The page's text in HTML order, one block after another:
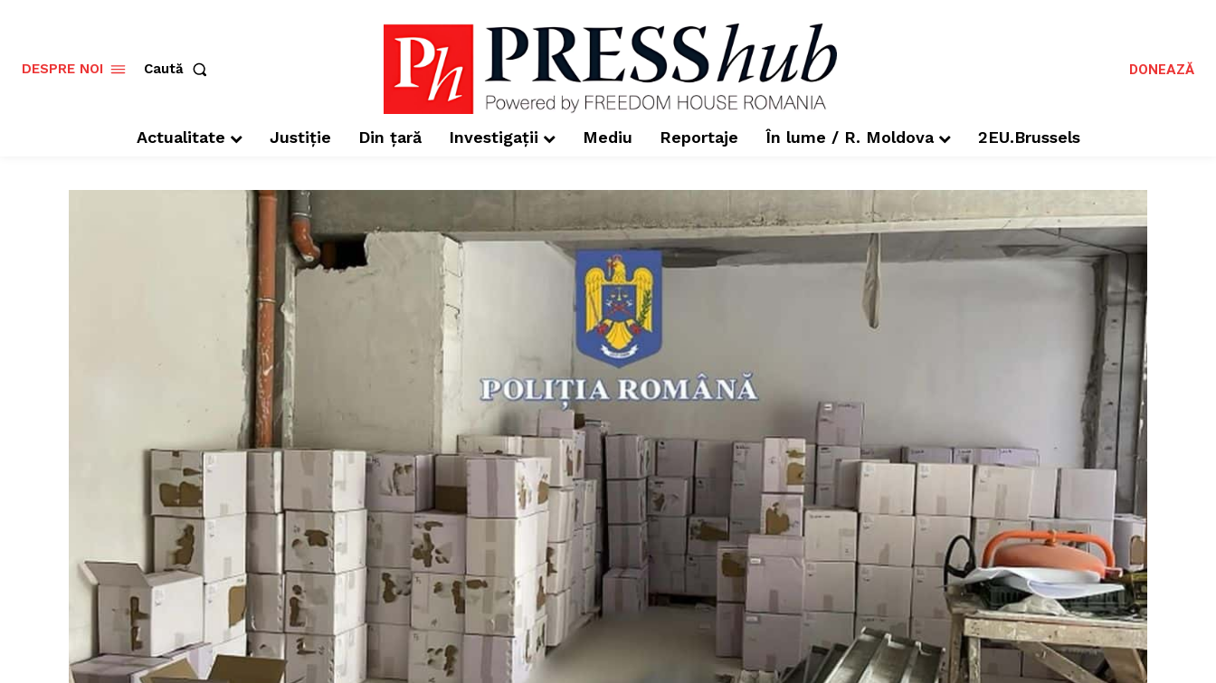
DESPRE NOI Caută DONEAZĂ
Actualitate Justiție Din țară Investigații Mediu Reportaje În lume / R. Moldova 2EU.Brussels